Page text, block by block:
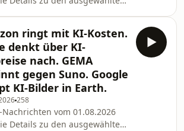
an, Microsoft hat seit 144
keine Lösung. Quelle:
the-decoder.de/ein-
word-dokument-steckt-
das-naechste-an-
hat-seit-144-tagen-keine-
Antrag von
das Minnesota-Verb
ringt mit KI-Kosten.
denkt über KI-
nach. GEMA
gegen Suno. Google
KI-Bilder in Earth.
258
Nachrichten vom 01.08.2026
Details zu den ausgewählten